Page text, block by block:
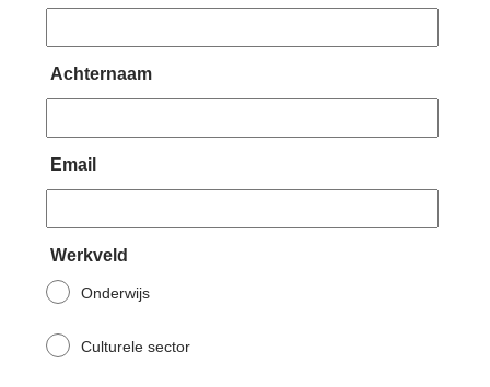
Achternaam
Email
Werkveld
Onderwijs
Culturele sector